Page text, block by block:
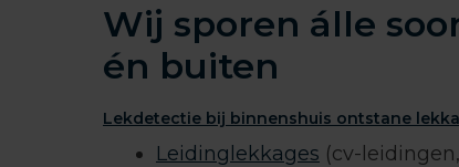
Wij sporen álle
én buiten
Lekdetectie bij binnenshuis ontstane
Leidinglekkages (cv-